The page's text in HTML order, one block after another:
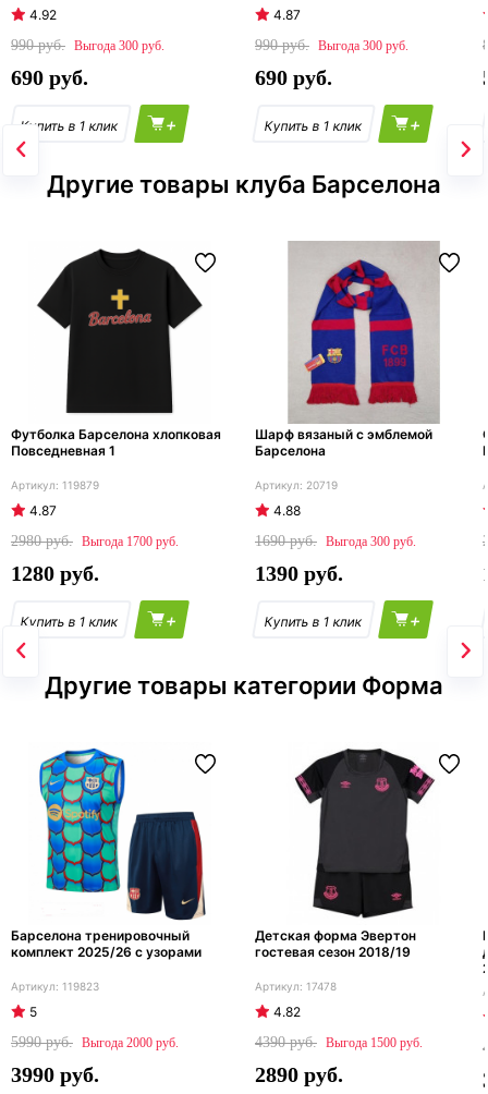
4.92
990
300
690
+
4.87
990
300
690
+
Другие товары клуба Барселона
Футболка Барселона хлопковая
Повседневная 1
119879
4.87
2980
1700
1280
+
Шарф вязаный с эмблемой
Барселона
20719
4.88
1690
300
1390
+
Другие товары категории Форма
Барселона тренировочный
комплект 2025/26 с узорами
119823
5
5990
2000
3990
Детская форма Эвертон
гостевая сезон 2018/19
17478
4.82
4390
1500
2890